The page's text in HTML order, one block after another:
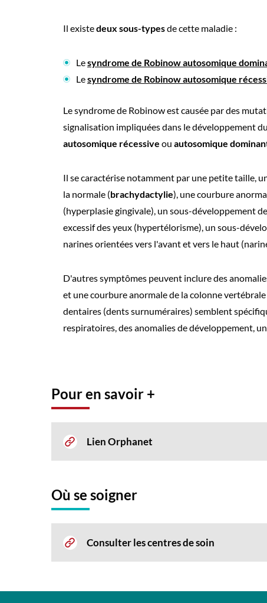
Il existedeux sous-typesde cette maladie :
Lesyndrome de Robinow autosomique
Lesyndrome de Robinow autosomique
Le syndrome de Robinow est causée par des
signalisation impliquées dans le développement
autosomique récessive ou autosomique
Il se caractérise notamment par une petite taille,
la normale (brachydactylie), une courbure
(hyperplasie gingivale), un sous-développement
excessif des yeux (hypertélorisme), un sous-
narines orientées vers l'avant et vers le haut
D'autres symptômes peuvent inclure des
et une courbure anormale de la colonne
dentaires (dents surnuméraires) semblent
respiratoires, des anomalies de développement,
Pour en savoir +
Lien Orphanet
Où se soigner
Consulter les centres de soin